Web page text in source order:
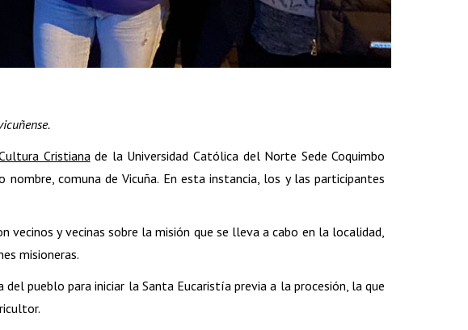
Cristiana de la Universidad Católica del Norte Sede Coquimbo
comuna de Vicuña. En esta instancia, los y las participantes
vecinos y vecinas sobre la misión que se lleva a cabo en la localidad,
misioneras.
pueblo para iniciar la Santa Eucaristía previa a la procesión, la que